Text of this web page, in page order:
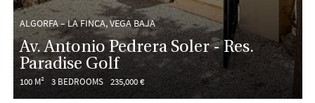
ALGORFA – LA FINCA, VEGA BAJA
Av. Antonio Pedrera Soler - Res.
Paradise Golf
100 M² 3 BEDROOMS 235,000 €